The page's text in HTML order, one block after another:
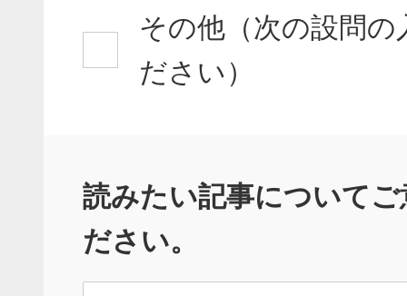
その他（次の設問
ださい）
読みたい記事について
ださい。